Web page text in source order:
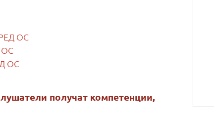
ОС
ОС
ОС
получат компетенции,